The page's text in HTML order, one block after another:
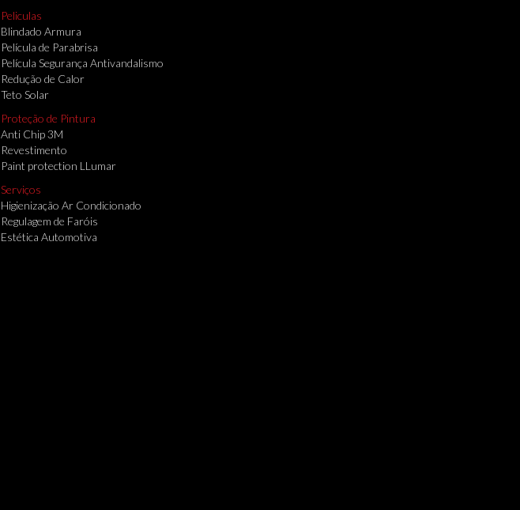
Peliculas
Blindado Armura
Película de Parabrisa
Película Segurança Antivandalismo
Redução de Calor
Teto Solar
Proteção de Pintura
Anti Chip 3M
Revestimento
Paint protection LLumar
Serviços
Higienização Ar Condicionado
Regulagem de Faróis
Estética Automotiva